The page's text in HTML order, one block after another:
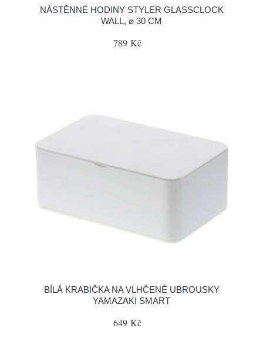
NÁSTĚNNÉ HODINY STYLER GLASSCLOCK
WALL, ⌀ 30 CM
789 Kč
BÍLÁ KRABIČKA NA VLHČENÉ UBROUSKY
YAMAZAKI SMART
649 Kč